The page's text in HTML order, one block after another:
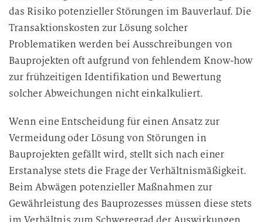
das Risiko potenzieller Störungen im Bauverlauf. Die
Transaktionskosten zur Lösung solcher
Problematiken werden bei Ausschreibungen von
Bauprojekten oft aufgrund von fehlendem Know-how
zur frühzeitigen Identifikation und Bewertung
solcher Abweichungen nicht einkalkuliert.
Wenn eine Entscheidung für einen Ansatz zur
Vermeidung oder Lösung von Störungen in
Bauprojekten gefällt wird, stellt sich nach einer
Erstanalyse stets die Frage der Verhältnismäßigkeit.
Beim Abwägen potenzieller Maßnahmen zur
Gewährleistung des Bauprozesses müssen diese stets